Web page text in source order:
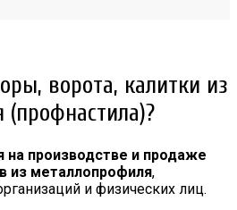
ворота, калитки из
производстве и продаже
из металлопрофиля,
и физических лиц.